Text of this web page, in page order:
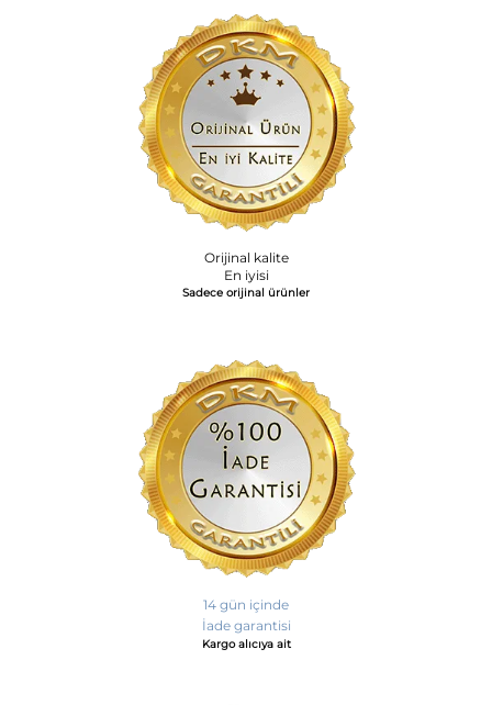
Orijinal kalite
En iyisi
Sadece orijinal ürünler
14 gün içinde
İade garantisi
Kargo alıcıya ait